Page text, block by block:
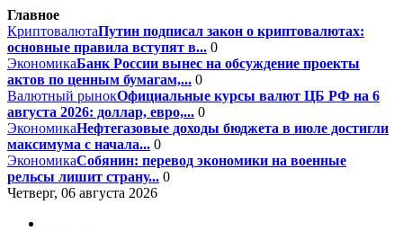
Главное
КриптовалютаПутин подписал закон о криптовалютах:
основные правила вступят в... 0
ЭкономикаБанк России вынес на обсуждение проекты
актов по ценным бумагам,... 0
Валютный рынокОфициальные курсы валют ЦБ РФ на 6
августа 2026: доллар, евро,... 0
ЭкономикаНефтегазовые доходы бюджета в июле достигли
максимума с начала... 0
ЭкономикаСобянин: перевод экономики на военные
рельсы лишит страну... 0
Четверг, 06 августа 2026